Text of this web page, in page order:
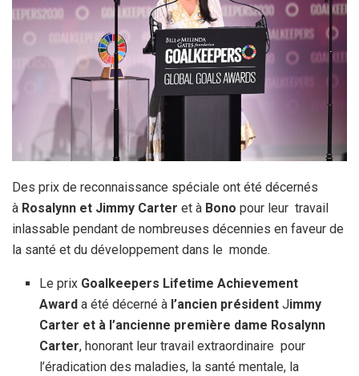
Des prix de reconnaissance spéciale ont été décernés
à Rosalynn et Jimmy Carter et à Bono pour leur travail
inlassable pendant de nombreuses décennies en faveur de
la santé et du développement dans le monde.
Le prix Goalkeepers Lifetime Achievement
Award a été décerné à l’ancien président Jimmy
Carter et à l’ancienne première dame Rosalynn
Carter, honorant leur travail extraordinaire pour
l’éradication des maladies, la santé mentale, la